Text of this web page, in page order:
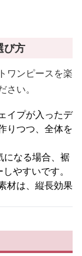
び方
ワンピースを楽
い。
イプが入ったデ
りつつ、全体を
になる場合、裾
やすいです。
材は、縦長効果